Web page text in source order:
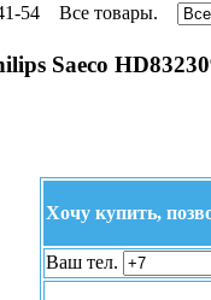
54 Все товары.
Saeco
Хочу купить,
Ваш тел.